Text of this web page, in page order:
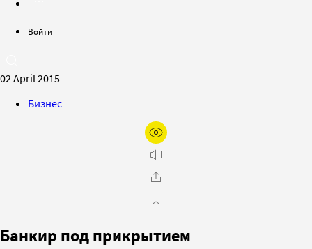
Войти
02 April 2015
Бизнес
Банкир под прикрытием